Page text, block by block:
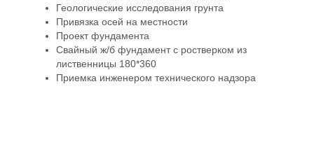
Геологические исследования грунта
Привязка осей на местности
Проект фундамента
Свайный ж/б фундамент с ростверком из
лиственницы 180*360
Приемка инженером технического надзора